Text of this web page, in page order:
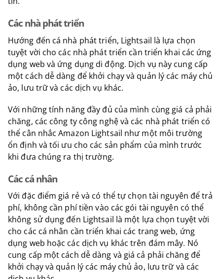
Các nhà phát triển
Hướng đến cá nhà phát triển, Lightsail là lựa chọn
tuyệt vời cho các nhà phát triển cần triển khai các ứng
dụng web và ứng dụng di động. Dịch vụ này cung cấp
một cách dễ dàng để khởi chạy và quản lý các máy chủ
ảo, lưu trữ và các dịch vụ khác.
Với những tính năng đầy đủ của mình cùng giá cả phải
chăng, các công ty công nghệ và các nhà phát triển có
thể cân nhắc Amazon Lightsail như một môi trường
ổn định và tối ưu cho các sản phẩm của mình trước
khi đưa chúng ra thị trường.
Các cá nhân
Với đặc điểm giá rẻ và có thể tự chọn tài nguyên để trả
phí, không cần phí tiền vào các gói tài nguyên có thể
không sử dụng đến Lightsail là một lựa chọn tuyệt vời
cho các cá nhân cần triển khai các trang web, ứng
dụng web hoặc các dịch vụ khác trên đám mây. Nó
cung cấp một cách dễ dàng và giá cả phải chăng để
khởi chạy và quản lý các máy chủ ảo, lưu trữ và các